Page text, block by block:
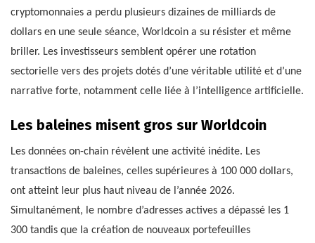
cryptomonnaies a perdu plusieurs dizaines de milliards de
dollars en une seule séance, Worldcoin a su résister et même
briller. Les investisseurs semblent opérer une rotation
sectorielle vers des projets dotés d’une véritable utilité et d’une
narrative forte, notamment celle liée à l’intelligence artificielle.
Les baleines misent gros sur Worldcoin
Les données on-chain révèlent une activité inédite. Les
transactions de baleines, celles supérieures à 100 000 dollars,
ont atteint leur plus haut niveau de l’année 2026.
Simultanément, le nombre d’adresses actives a dépassé les 1
300 tandis que la création de nouveaux portefeuilles